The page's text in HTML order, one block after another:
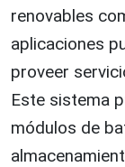
renovables
aplicaciones
proveer
Este sistema
módulos de